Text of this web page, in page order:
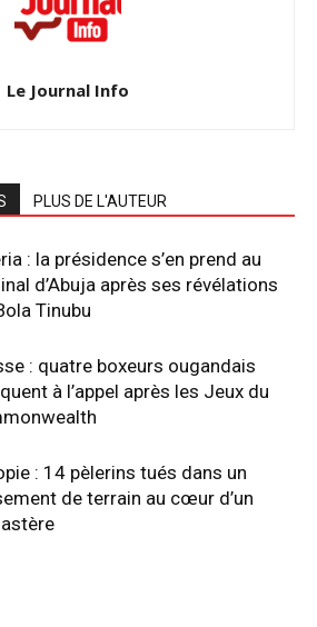
Le Journal Info
PLUS DE L'AUTEUR
: la présidence s’en prend au
d’Abuja après ses révélations
Tinubu
: quatre boxeurs ougandais
à l’appel après les Jeux du
: 14 pèlerins tués dans un
de terrain au cœur d’un